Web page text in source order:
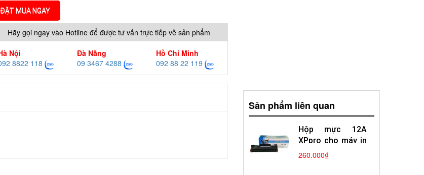
ĐẶT MUA NGAY
Hãy gọi ngay vào Hotline để được tư vấn trực tiếp về sản phẩm
Nội
8822 118
Đà Nẵng
09 3467 4288
Hồ Chí Minh
092 88 22 119
Sản phẩm liên quan
Hộp mực 12A
XPpro cho máy in
Canon 2900
260.000₫